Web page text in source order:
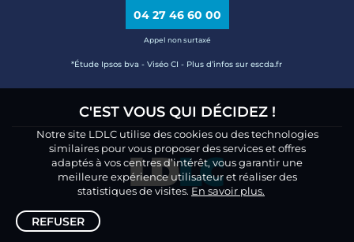
04 27 46 60 00
Appel non surtaxé
*Étude Ipsos bva - Viséo CI - Plus d’infos sur escda.fr
C'EST VOUS QUI DÉCIDEZ !
Notre site LDLC utilise des cookies ou des technologies
similaires pour vous proposer des services et offres
adaptés à vos centres d’intérêt, vous garantir une
meilleure expérience utilisateur et réaliser des
statistiques de visites. En savoir plus.
REFUSER